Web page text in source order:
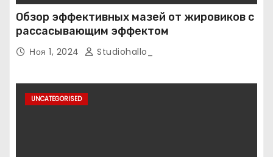
Обзор эффективных мазей от жировиков с
рассасывающим эффектом
Ноя 1, 2024 Studiohallo_
UNCATEGORISED